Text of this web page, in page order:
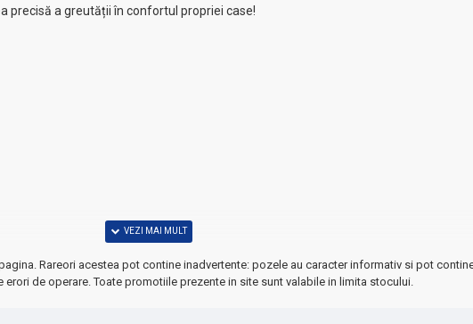
precisă a greutății în confortul propriei case!
Rareori acestea pot contine inadvertente: pozele au caracter informativ si pot
de operare. Toate promotiile prezente in site sunt valabile in limita stocului.